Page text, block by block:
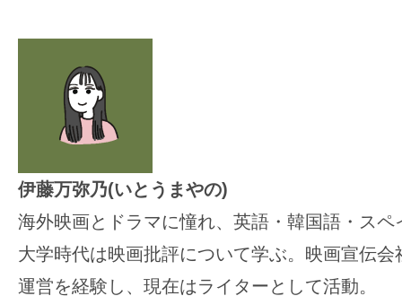
伊藤万弥乃(いとうまやの)
海外映画とドラマに憧れ、英語・韓国語・スペ
大学時代は映画批評について学ぶ。映画宣伝
運営を経験し、現在はライターとして活動。